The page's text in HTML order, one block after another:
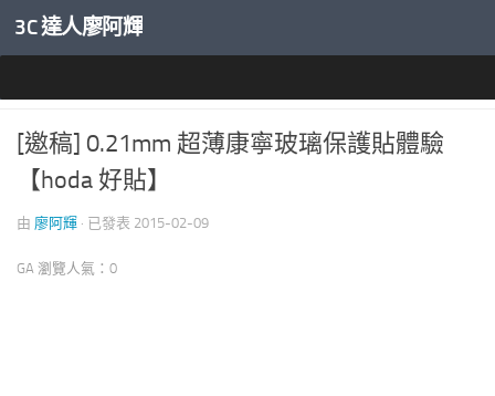
內文下方
3C 達人廖阿輝
[邀稿] 0.21mm 超薄康寧玻璃保護貼體驗
【hoda 好貼】
由 廖阿輝 · 已發表 2015-02-09
GA 瀏覽人氣：0